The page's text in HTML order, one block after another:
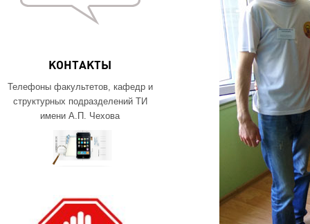
КОНТАКТЫ
Телефоны факультетов, кафедр и
структурных подразделений ТИ
имени А.П. Чехова